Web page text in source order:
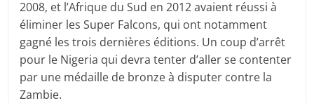
2008, et l’Afrique du Sud en 2012 avaient réussi à
éliminer les Super Falcons, qui ont notamment
gagné les trois dernières éditions. Un coup d’arrêt
pour le Nigeria qui devra tenter d’aller se contenter
par une médaille de bronze à disputer contre la
Zambie.